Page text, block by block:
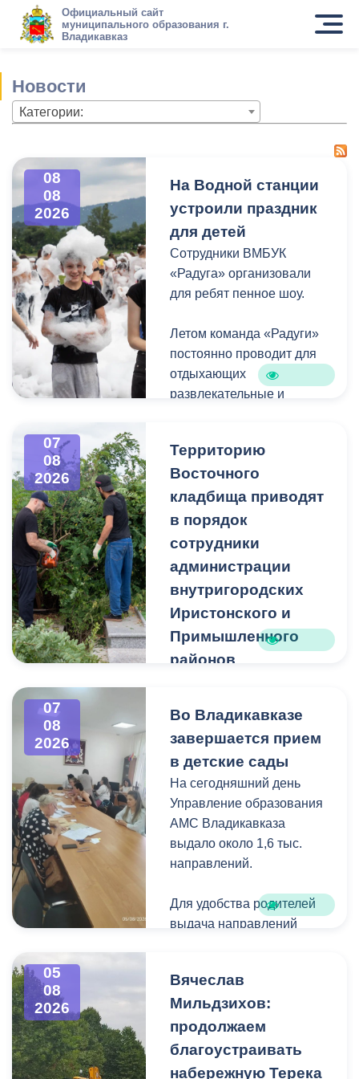
Официальный сайт
муниципального образования г.
Владикавказ
Новости
Категории:
08
08
2026
На Водной станции
устроили праздник
для детей
Сотрудники ВМБУК
«Радуга» организовали
для ребят пенное шоу.
Летом команда «Радуги»
постоянно проводит для
отдыхающих
развлекательные и
07
08
2026
Территорию
Восточного
кладбища приводят
в порядок
сотрудники
администрации
внутригородских
Иристонского и
Примышленного
районов
загущения территории
дикорастущими
деревьями,
муниципальные служащие
с утра косят, пилят
поросль между
захоронениями и
собирают скошенную
07
08
2026
Во Владикавказе
завершается прием
в детские сады
На сегодняшний день
Управление образования
АМС Владикавказа
выдало около 1,6 тыс.
направлений.
Для удобства родителей
выдача направлений
очередей и долгого
ожидания.
Прием в детские сады
начался 15 июля и
05
08
2026
Вячеслав
Мильдзихов:
продолжаем
благоустраивать
набережную Терека